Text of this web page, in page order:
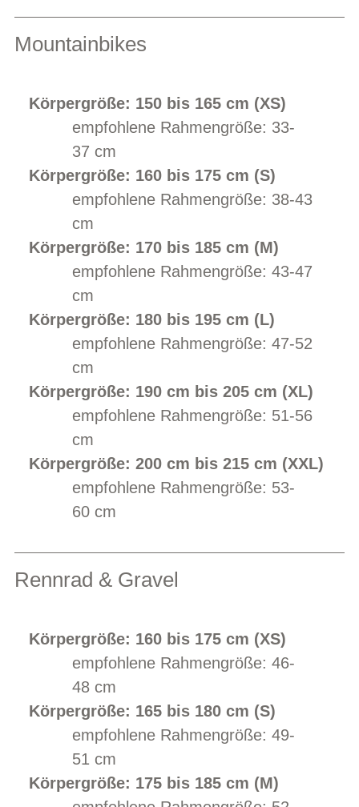
Mountainbikes
Körpergröße: 150 bis 165 cm (XS)
empfohlene Rahmengröße: 33-
37 cm
Körpergröße: 160 bis 175 cm (S)
empfohlene Rahmengröße: 38-43
cm
Körpergröße: 170 bis 185 cm (M)
empfohlene Rahmengröße: 43-47
cm
Körpergröße: 180 bis 195 cm (L)
empfohlene Rahmengröße: 47-52
cm
Körpergröße: 190 cm bis 205 cm (XL)
empfohlene Rahmengröße: 51-56
cm
Körpergröße: 200 cm bis 215 cm (XXL)
empfohlene Rahmengröße: 53-
60 cm
Rennrad & Gravel
Körpergröße: 160 bis 175 cm (XS)
empfohlene Rahmengröße: 46-
48 cm
Körpergröße: 165 bis 180 cm (S)
empfohlene Rahmengröße: 49-
51 cm
Körpergröße: 175 bis 185 cm (M)